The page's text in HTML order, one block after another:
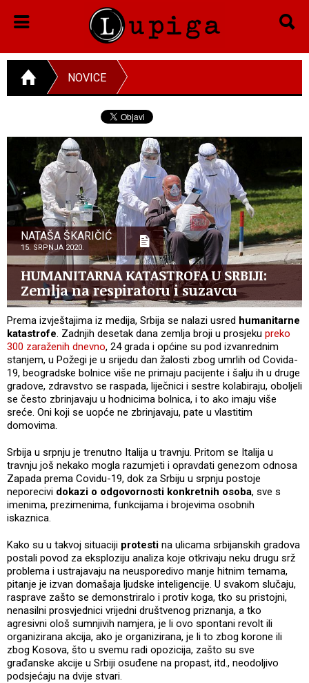
NOVICE
NATAŠA ŠKARIČIĆ
15. SRPNJA 2020.
HUMANITARNA KATASTROFA U SRBIJI:
Zemlja na respiratoru i suzavcu
Prema izvještajima iz medija, Srbija se nalazi usred humanitarne
katastrofe. Zadnjih desetak dana zemlja broji u prosjeku preko
300 zaraženih dnevno, 24 grada i općine su pod izvanrednim
stanjem, u Požegi je u srijedu dan žalosti zbog umrlih od Covida-
19, beogradske bolnice više ne primaju pacijente i šalju ih u druge
gradove, zdravstvo se raspada, liječnici i sestre kolabiraju, oboljeli
se često zbrinjavaju u hodnicima bolnica, i to ako imaju više
sreće. Oni koji se uopće ne zbrinjavaju, pate u vlastitim
domovima.
Srbija u srpnju je trenutno Italija u travnju. Pritom se Italija u
travnju još nekako mogla razumjeti i opravdati genezom odnosa
Zapada prema Covidu-19, dok za Srbiju u srpnju postoje
neporecivi dokazi o odgovornosti konkretnih osoba, sve s
imenima, prezimenima, funkcijama i brojevima osobnih
iskaznica.
Kako su u takvoj situaciji protesti na ulicama srbijanskih gradova
postali povod za eksploziju analiza koje otkrivaju neku drugu srž
problema i ustrajavaju na neusporedivo manje hitnim temama,
pitanje je izvan domašaja ljudske inteligencije. U svakom slučaju,
rasprave zašto se demonstriralo i protiv koga, tko su pristojni,
nenasilni prosvjednici vrijedni društvenog priznanja, a tko
agresivni ološ sumnjivih namjera, je li ovo spontani revolt ili
organizirana akcija, ako je organizirana, je li to zbog korone ili
zbog Kosova, što u svemu radi opozicija, zašto su sve
građanske akcije u Srbiji osuđene na propast, itd., neodoljivo
podsjećaju na dvije stvari.